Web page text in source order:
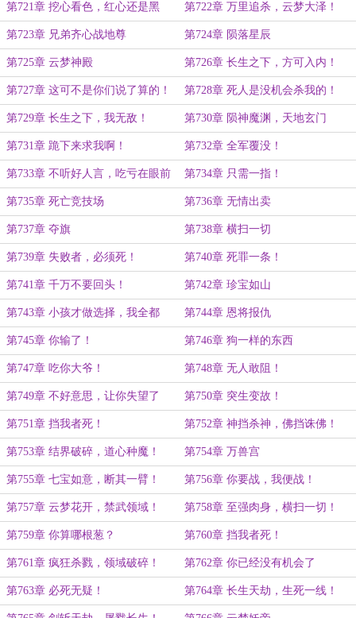
第721章 挖心看色，红心还是黑
心？
第722章 万里追杀，云梦大泽！
第723章 兄弟齐心战地尊 第724章 陨落星辰
第725章 云梦神殿 第726章 长生之下，方可入内！
第727章 这可不是你们说了算的！ 第728章 死人是没机会杀我的！
第729章 长生之下，我无敌！ 第730章 陨神魔渊，天地玄门
第731章 跪下来求我啊！ 第732章 全军覆没！
第733章 不听好人言，吃亏在眼前
啊！
第734章 只需一指！
第735章 死亡竞技场 第736章 无情出卖
第737章 夺旗 第738章 横扫一切
第739章 失败者，必须死！ 第740章 死罪一条！
第741章 千万不要回头！ 第742章 珍宝如山
第743章 小孩才做选择，我全都
要！
第744章 恩将报仇
第745章 你输了！ 第746章 狗一样的东西
第747章 吃你大爷！ 第748章 无人敢阻！
第749章 不好意思，让你失望了 第750章 突生变故！
第751章 挡我者死！ 第752章 神挡杀神，佛挡诛佛！
第753章 结界破碎，道心种魔！ 第754章 万兽宫
第755章 七宝如意，断其一臂！ 第756章 你要战，我便战！
第757章 云梦花开，禁武领域！ 第758章 至强肉身，横扫一切！
第759章 你算哪根葱？ 第760章 挡我者死！
第761章 疯狂杀戮，领域破碎！ 第762章 你已经没有机会了
第763章 必死无疑！ 第764章 长生天劫，生死一线！